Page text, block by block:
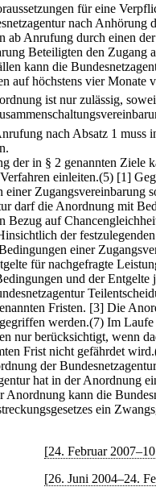
für eine
nach Anhörung
ab Anrufung durch einen
Beteiligten den Zugang
kann die
auf höchstens vier Monate
ist nur zulässig,
nach Absatz 1 muss
der in § 2 genannten Ziele
einleiten.(5) [1]
einer Zugangsvereinbarung
darf die Anordnung mit
Bezug auf
der
einer
für nachgefragte
und der Entgelte
Fristen. [3] Die
werden.(7) Im Laufe
nur berücksichtigt, wenn
Frist nicht gefährdet
der
hat in der Anordnung
Anordnung kann die
ein
[24. Februar
[26. Juni 2004–24.